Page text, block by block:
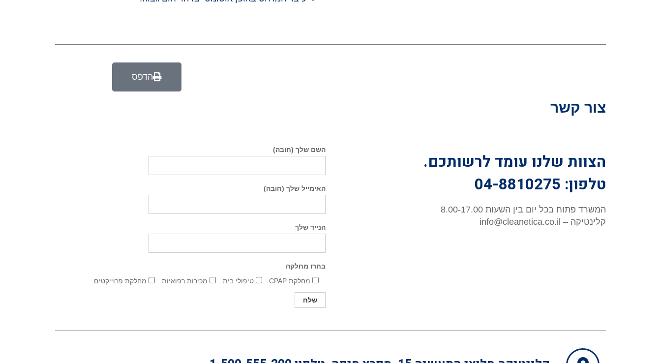
הדפס
צור קשר
הצוות שלנו עומד לרשותכם.
טלפון: 04-8810275
המשרד פתוח בכל יום בין השעות 8.00-17.00
קלינטיקה – info@cleanetica.co.il
השם שלך (חובה)
האימייל שלך (חובה)
הנייד שלך
בחרו מחלקה
מחלקת CPAP
טיפולי בית מכירות רפואיות מחלקת פרוייקטים